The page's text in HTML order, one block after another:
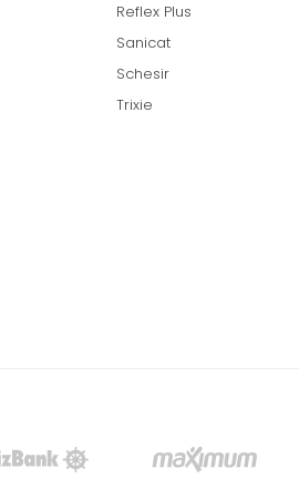
Reflex Plus
Sanicat
Schesir
Trixie